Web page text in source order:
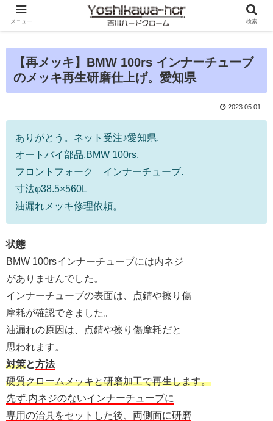
【再メッキ】BMW 100rs インナーチューブ
のメッキ再生研磨仕上げ。愛知県
2023.05.01
ありがとう。ネット受注♪愛知県.
オートバイ部品.BMW 100rs.
フロントフォーク インナーチューブ.
寸法φ38.5×560L
油漏れメッキ修理依頼。
状態
BMW 100rsインナーチューブには内ネジ
がありませんでした。
インナーチューブの表面は、点錆や擦り傷
摩耗が確認できました。
油漏れの原因は、点錆や擦り傷摩耗だと
思われます。
対策と方法
硬質クロームメッキと研磨加工で再生します。
先ず.内ネジのないインナーチューブに
専用の治具をセットした後、両側面に研磨
メニュー 検索